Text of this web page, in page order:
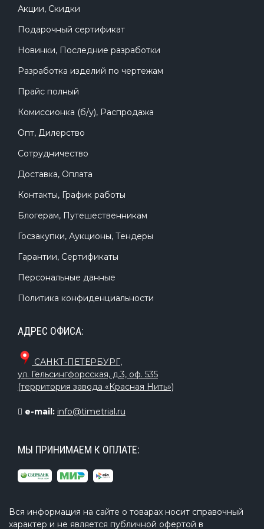
пользователей.
Весла для каяков– незаменимый аксессуар
для любителей активного отдыха на воде.
комфортным и легким плаванием на своем
каяке!
Акции, Скидки
Подарочный сертификат
Новинки, Последние разработки
Разработка изделий по чертежам
Прайс полный
Комиссионка (б/у), Распродажа
Опт, Дилерство
Сотрудничество
Доставка, Оплата
Контакты, График работы
Блогерам, Путешественникам
Госзакупки, Аукционы, Тендеры
Гарантии, Сертификаты
Персональные данные
Политика конфиденциальности
АДРЕС ОФИСА:
САНКТ-ПЕТЕРБУРГ,
ул. Гельсингфорсская, д.3, оф. 535
(территория завода «Красная Нить»)
e-mail: info@timetrial.ru
МЫ ПРИНИМАЕМ К ОПЛАТЕ:
Вся информация на сайте о товарах носит справочный
характер и не является публичной офертой в